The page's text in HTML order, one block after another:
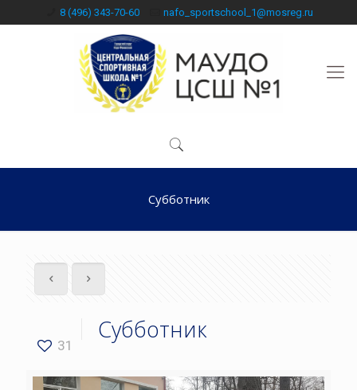
8 (496) 343-70-60 nafo_sportschool_1@mosreg.ru
Субботник
31
Субботник